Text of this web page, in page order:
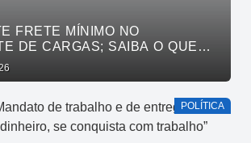
FRETE MÍNIMO NO
DE CARGAS; SAIBA O QUE
POLÍTICA